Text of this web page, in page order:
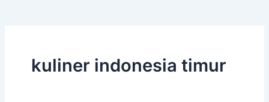
kuliner indonesia timur